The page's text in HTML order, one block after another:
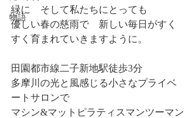
物語
緑に　そして私たちにとっても
優しい春の慈雨で　新しい毎日がすく
すく育まれていきますように。
田園都市線二子新地駅徒歩3分
多摩川の光と風感じる小さなプライベ
ートサロンで
マシン&マットピラティスマンツーマン